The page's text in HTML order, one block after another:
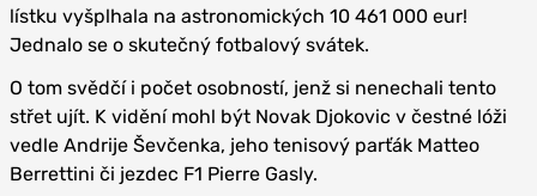
lístku vyšplhala na astronomických 10 461 000 eur!
Jednalo se o skutečný fotbalový svátek.
O tom svědčí i počet osobností, jenž si nenechali tento
střet ujít. K vidění mohl být Novak Djokovic v čestné lóži
vedle Andrije Ševčenka, jeho tenisový parťák Matteo
Berrettini či jezdec F1 Pierre Gasly.